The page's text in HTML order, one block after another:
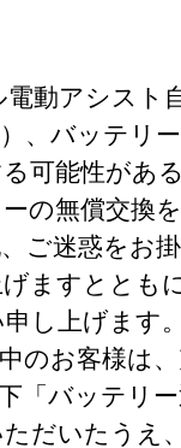
動アシスト
、バッテリ
可能性があ
の無償交換
ご迷惑をお
ますととも
し上げます
のお客様は
「バッテリ
だいたうえ